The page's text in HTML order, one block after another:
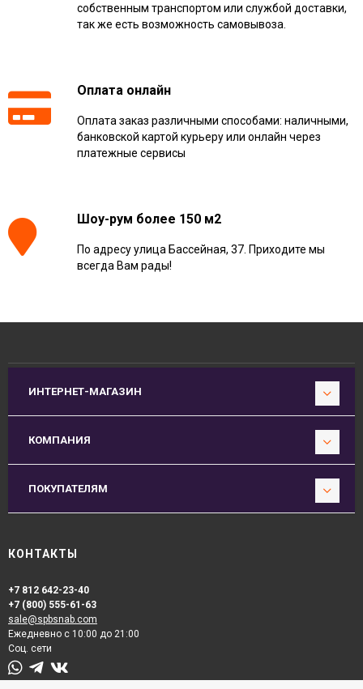
собственным транспортом или службой доставки,
так же есть возможность самовывоза.
Оплата онлайн
Оплата заказ различными способами: наличными,
банковской картой курьеру или онлайн через
платежные сервисы
Шоу-рум более 150 м2
По адресу улица Бассейная, 37. Приходите мы
всегда Вам рады!
ИНТЕРНЕТ-МАГАЗИН
КОМПАНИЯ
ПОКУПАТЕЛЯМ
КОНТАКТЫ
+7 812 642-23-40
+7 (800) 555-61-63
sale@spbsnab.com
Ежедневно с 10:00 до 21:00
Соц. сети